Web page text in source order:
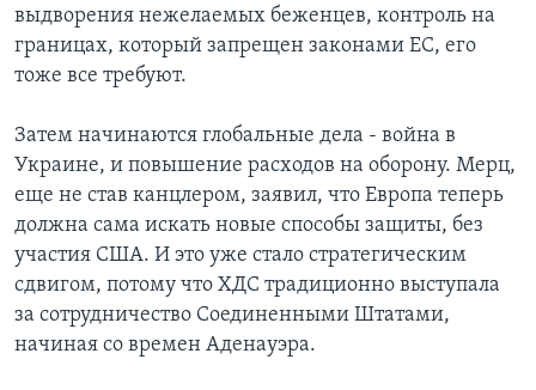
выдворения нежелаемых беженцев, контроль на
границах, который запрещен законами ЕС, его
тоже все требуют.
Затем начинаются глобальные дела - война в
Украине, и повышение расходов на оборону. Мерц,
еще не став канцлером, заявил, что Европа теперь
должна сама искать новые способы защиты, без
участия США. И это уже стало стратегическим
сдвигом, потому что ХДС традиционно выступала
за сотрудничество Соединенными Штатами,
начиная со времен Аденауэра.